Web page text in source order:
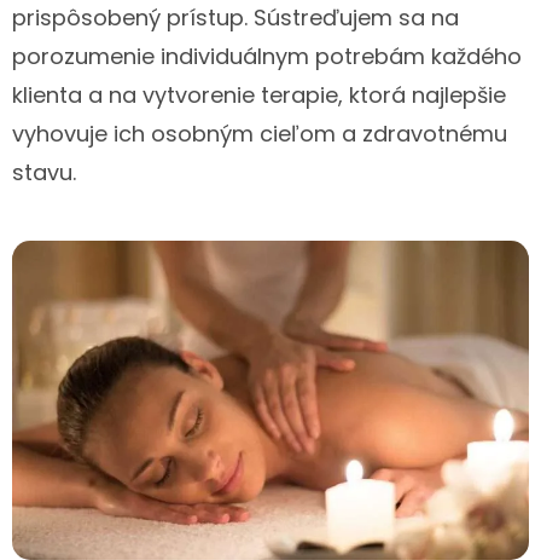
prispôsobený prístup. Sústreďujem sa na
porozumenie individuálnym potrebám každého
klienta a na vytvorenie terapie, ktorá najlepšie
vyhovuje ich osobným cieľom a zdravotnému
stavu.